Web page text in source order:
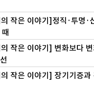
작은 이야기]정직·투명·
작은 이야기] 변화보다
작은 이야기] 장기기증과